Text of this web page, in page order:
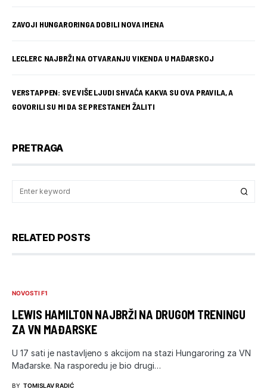
ZAVOJI HUNGARORINGA DOBILI NOVA IMENA
LECLERC NAJBRŽI NA OTVARANJU VIKENDA U MAĐARSKOJ
VERSTAPPEN: SVE VIŠE LJUDI SHVAĆA KAKVA SU OVA PRAVILA, A
GOVORILI SU MI DA SE PRESTANEM ŽALITI
PRETRAGA
RELATED POSTS
NOVOSTI F1
LEWIS HAMILTON NAJBRŽI NA DRUGOM TRENINGU
ZA VN MAĐARSKE
U 17 sati je nastavljeno s akcijom na stazi Hungaroring za VN
Mađarske. Na rasporedu je bio drugi…
BY TOMISLAV RADIĆ